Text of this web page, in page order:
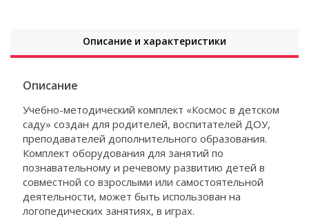
Описание и характеристики
Описание
Учебно-методический комплект «Космос в детском
саду» создан для родителей, воспитателей ДОУ,
преподавателей дополнительного образования.
Комплект оборудования для занятий по
познавательному и речевому развитию детей в
совместной со взрослыми или самостоятельной
деятельности, может быть использован на
логопедических занятиях, в играх.